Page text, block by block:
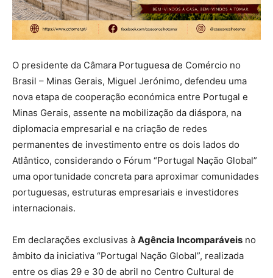
O presidente da Câmara Portuguesa de Comércio no
Brasil – Minas Gerais, Miguel Jerónimo, defendeu uma
nova etapa de cooperação económica entre Portugal e
Minas Gerais, assente na mobilização da diáspora, na
diplomacia empresarial e na criação de redes
permanentes de investimento entre os dois lados do
Atlântico, considerando o Fórum “Portugal Nação Global”
uma oportunidade concreta para aproximar comunidades
portuguesas, estruturas empresariais e investidores
internacionais.
Em declarações exclusivas à Agência Incomparáveis no
âmbito da iniciativa “Portugal Nação Global”, realizada
entre os dias 29 e 30 de abril no Centro Cultural de